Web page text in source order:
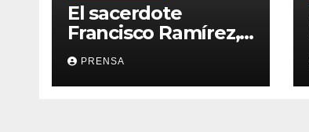
El sacerdote
Francisco Ramírez,
en El Espejo de la
Iglesia
PRENSA